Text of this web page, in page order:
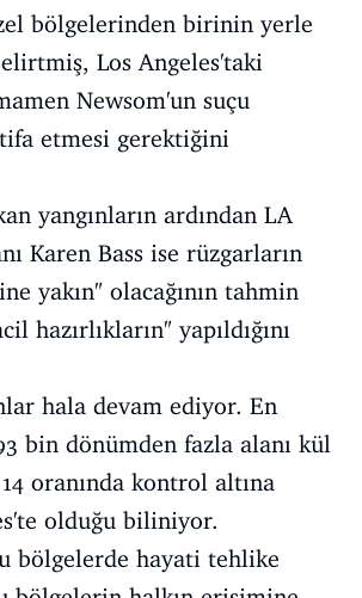
bölgelerinden birinin yerle
Los Angeles'taki
Newsom'un suçu
etmesi gerektiğini
yangınların ardından LA
Karen Bass ise rüzgarların
yakın" olacağının tahmin
hazırlıkların" yapıldığını
hala devam ediyor. En
bin dönümden fazla alanı kül
oranında kontrol altına
olduğu biliniyor.
bölgelerde hayati tehlike